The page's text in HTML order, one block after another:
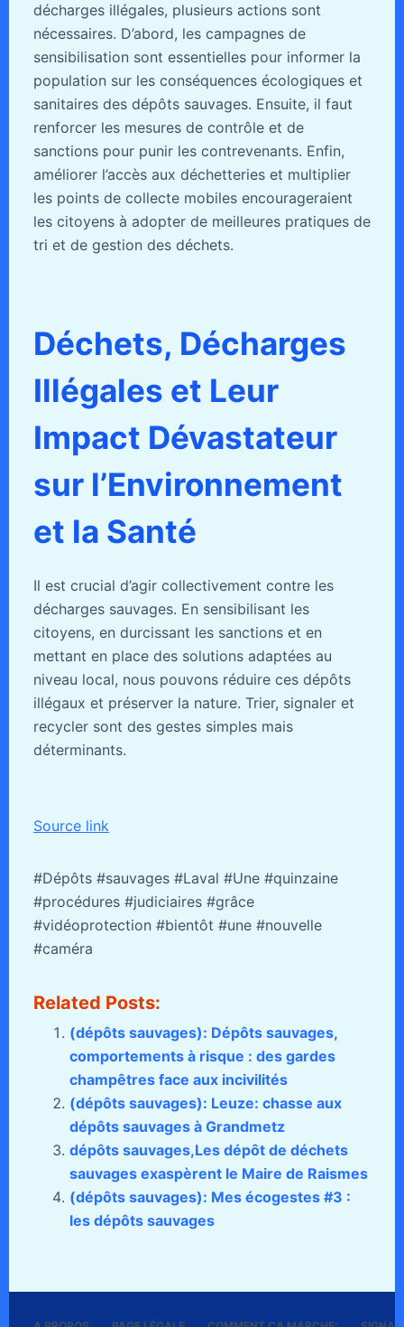
décharges illégales, plusieurs actions sont
nécessaires. D’abord, les campagnes de
sensibilisation sont essentielles pour informer la
population sur les conséquences écologiques et
sanitaires des dépôts sauvages. Ensuite, il faut
renforcer les mesures de contrôle et de
sanctions pour punir les contrevenants. Enfin,
améliorer l’accès aux déchetteries et multiplier
les points de collecte mobiles encourageraient
les citoyens à adopter de meilleures pratiques de
tri et de gestion des déchets.
Déchets, Décharges
Illégales et Leur
Impact Dévastateur
sur l’Environnement
et la Santé
Il est crucial d’agir collectivement contre les
décharges sauvages. En sensibilisant les
citoyens, en durcissant les sanctions et en
mettant en place des solutions adaptées au
niveau local, nous pouvons réduire ces dépôts
illégaux et préserver la nature. Trier, signaler et
recycler sont des gestes simples mais
déterminants.
Source link
#Dépôts #sauvages #Laval #Une #quinzaine
#procédures #judiciaires #grâce
#vidéoprotection #bientôt #une #nouvelle
#caméra
Related Posts:
(dépôts sauvages): Dépôts sauvages,
comportements à risque : des gardes
champêtres face aux incivilités
(dépôts sauvages): Leuze: chasse aux
dépôts sauvages à Grandmetz
dépôts sauvages,Les dépôt de déchets
sauvages exaspèrent le Maire de Raismes
(dépôts sauvages): Mes écogestes #3 :
les dépôts sauvages